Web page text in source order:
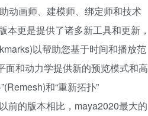
动画师、建模师、绑定师和技术
更是提供了诸多新工具和更新，
以帮助您基于时间和播放范
面和动力学提供新的预览模式和高
和“重新拓扑”
前的版本相比，maya2020最大的